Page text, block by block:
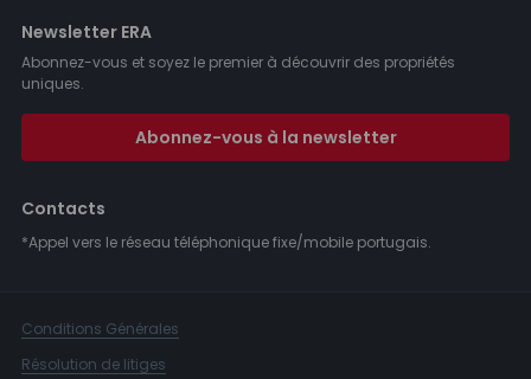
Newsletter ERA
Abonnez-vous et soyez le premier à découvrir des propriétés
uniques.
Abonnez-vous à la newsletter
Contacts
*Appel vers le réseau téléphonique fixe/mobile portugais.
Conditions Générales
Résolution de litiges